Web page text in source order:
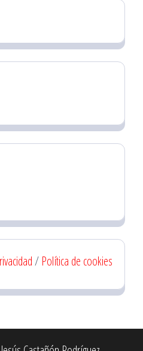
/ Política de cookies